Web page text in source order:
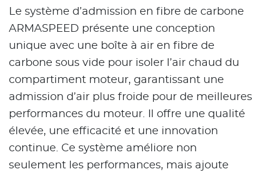
Le système d’admission en fibre de carbone
ARMASPEED présente une conception
unique avec une boîte à air en fibre de
carbone sous vide pour isoler l’air chaud du
compartiment moteur, garantissant une
admission d’air plus froide pour de meilleures
performances du moteur. Il offre une qualité
élevée, une efficacité et une innovation
continue. Ce système améliore non
seulement les performances, mais ajoute